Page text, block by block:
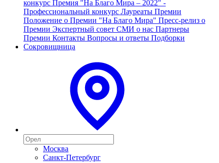
конкурс Премия "На Благо Мира – 2022" -
Профессиональный конкурс Лауреаты Премии
Положение о Премии "На Благо Мира" Пресс-релиз о
Премии Экспертный совет СМИ о нас Партнеры
Премии Контакты Вопросы и ответы Подборки
Сокровищница
Москва
Санкт-Петербург